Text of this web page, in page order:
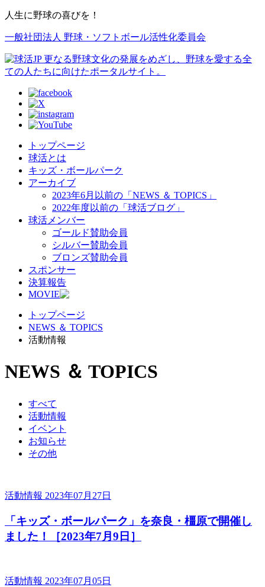
人生に野球の喜びを！
一般社団法人 野球・ソフトボール活性化委員会
トップページ
球活とは
キッズ・ボールパーク
アーカイブ
2023年6月以前の「NEWS ＆ TOPICS」
2022年度以前の「球活ブログ」
球活メンバー
ゴールド賛助会員
シルバー賛助会員
ブロンズ賛助会員
スポンサー
決算報告
MOVIE
トップページ
NEWS ＆ TOPICS
活動情報
NEWS ＆ TOPICS
すべて
活動情報
イベント
お知らせ
その他
活動情報 2023年07月27日
「キッズ・ボールパーク」を奈良・橿原で開催し
ました！［2023年7月9日］
活動情報 2023年07月05日